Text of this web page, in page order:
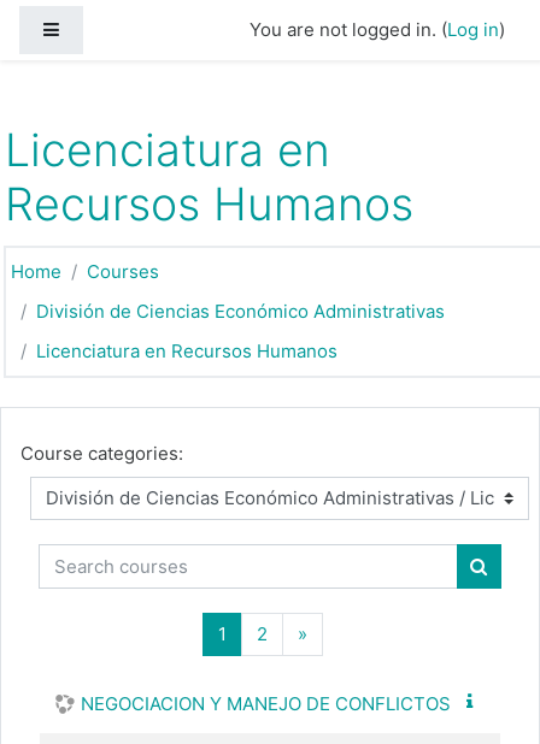
You are not logged in. (Log in)
Licenciatura en
Recursos Humanos
Home
Courses
División de Ciencias Económico Administrativas
Licenciatura en Recursos Humanos
Course categories:
Search courses
1 (current)
2 »Next page
NEGOCIACION Y MANEJO DE CONFLICTOS